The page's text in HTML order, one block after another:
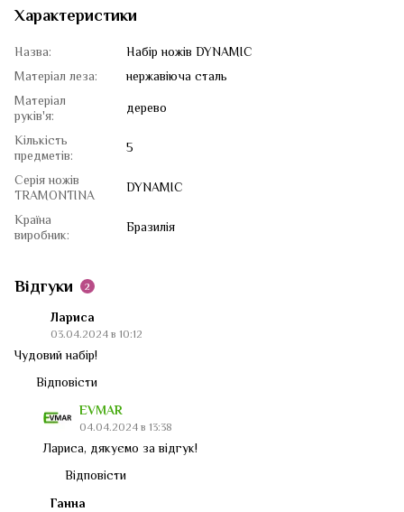
Характеристики
Назва:
Набір ножів DYNAMIC
Матеріал леза:
нержавіюча сталь
Матеріал
руків'я:
дерево
Кількість
предметів:
5
Серія ножів
TRAMONTINA
DYNAMIC
Країна
виробник:
Бразилія
Відгуки 2
Лариса
03.04.2024 в 10:12
Чудовий набір!
Відповісти
EVMAR
04.04.2024 в 13:38
Лариса, дякуємо за відгук!
Відповісти
Ганна